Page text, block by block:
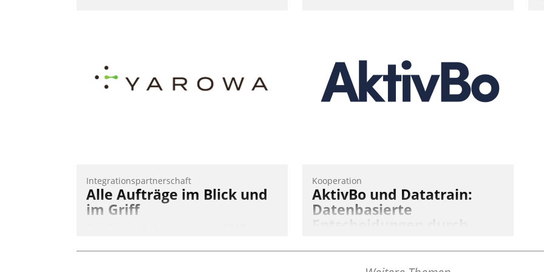
Digitalisierung erfordert von
Unternehmen die Bereitschaft, sich zu
Integrationspartnerschaft
Alle Aufträge im Blick und
im Griff
Kooperation
AktivBo und Datatrain:
Datenbasierte
Mieterbefragungen